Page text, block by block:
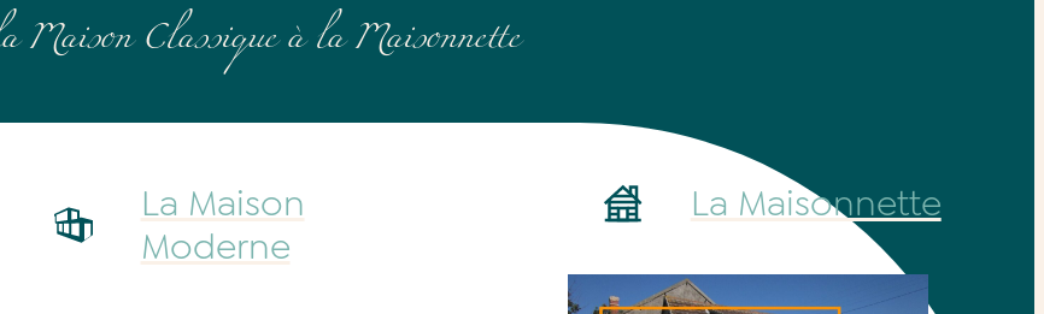
Maison Classique à la Maisonnette
La Maison
Moderne
La Maisonnette